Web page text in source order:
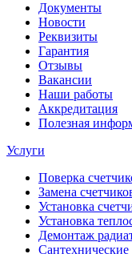
Документы
Новости
Реквизиты
Гарантия
Отзывы
Вакансии
Наши работы
Аккредитация
Полезная
Услуги
Поверка
Замена
Установка
Установка
Демонтаж
Сантехнические